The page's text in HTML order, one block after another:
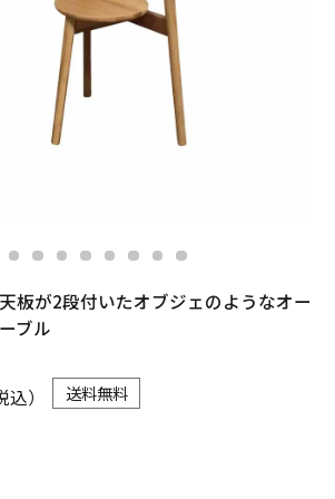
板が2段付いたオブジェのようなオー
ブル
込） 送料無料